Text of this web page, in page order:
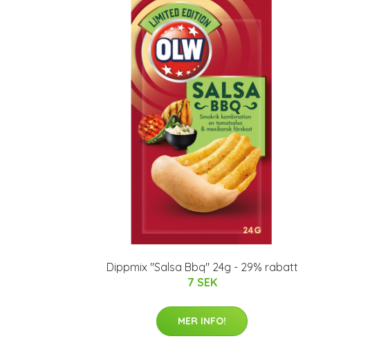
Dippmix "Salsa Bbq" 24g - 29% rabatt
7 SEK
MER INFO!